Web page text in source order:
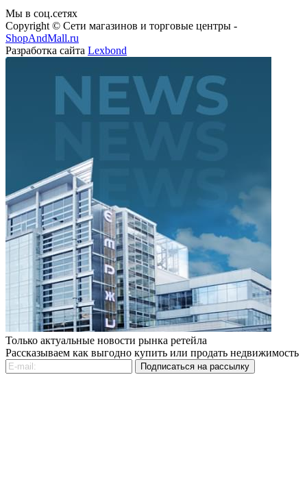
Мы в соц.сетях
Copyright © Сети магазинов и торговые центры -
ShopAndMall.ru
Разработка сайта Lexbond
Только актуальные новости рынка ретейла
Рассказываем как выгодно купить или продать недвижимость